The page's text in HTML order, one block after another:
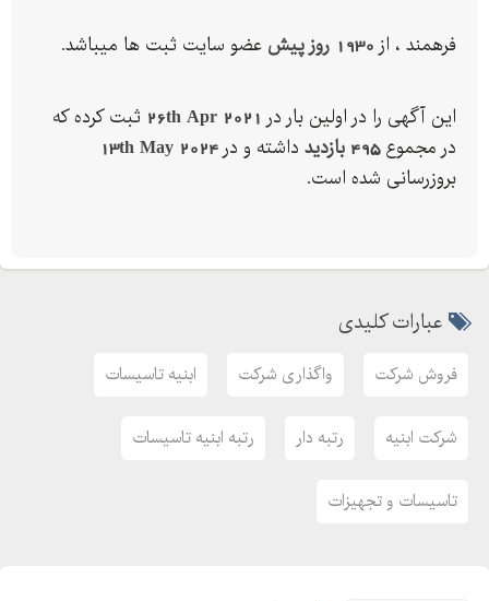
فرهمند ، از 1930 روز پیش عضو سایت ثبت ها میباشد.
این آگهی را در اولین بار در 26th Apr 2021 ثبت کرده که
در مجموع495 بازدید داشته و در 13th May 2024
بروزرسانی شده است.
عبارات کلیدی
فروش شرکت واگذاری شرکت ابنیه تاسیسات
شرکت ابنیه رتبه دار رتبه ابنیه تاسیسات
تاسیسات و تجهیزات